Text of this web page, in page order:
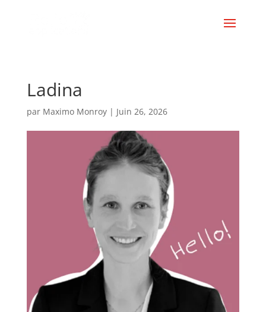
Ladina
par Maximo Monroy| Juin 26, 2026